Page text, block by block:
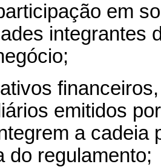
em
integrantes
emitidos
a cadeia
do regulamento;